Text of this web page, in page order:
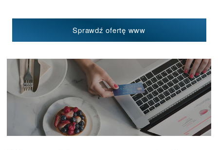
Sprawdź ofertę www